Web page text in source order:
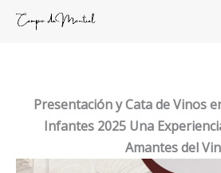
Presentación y Cata de Vinos
Infantes 2025 Una
Amantes del